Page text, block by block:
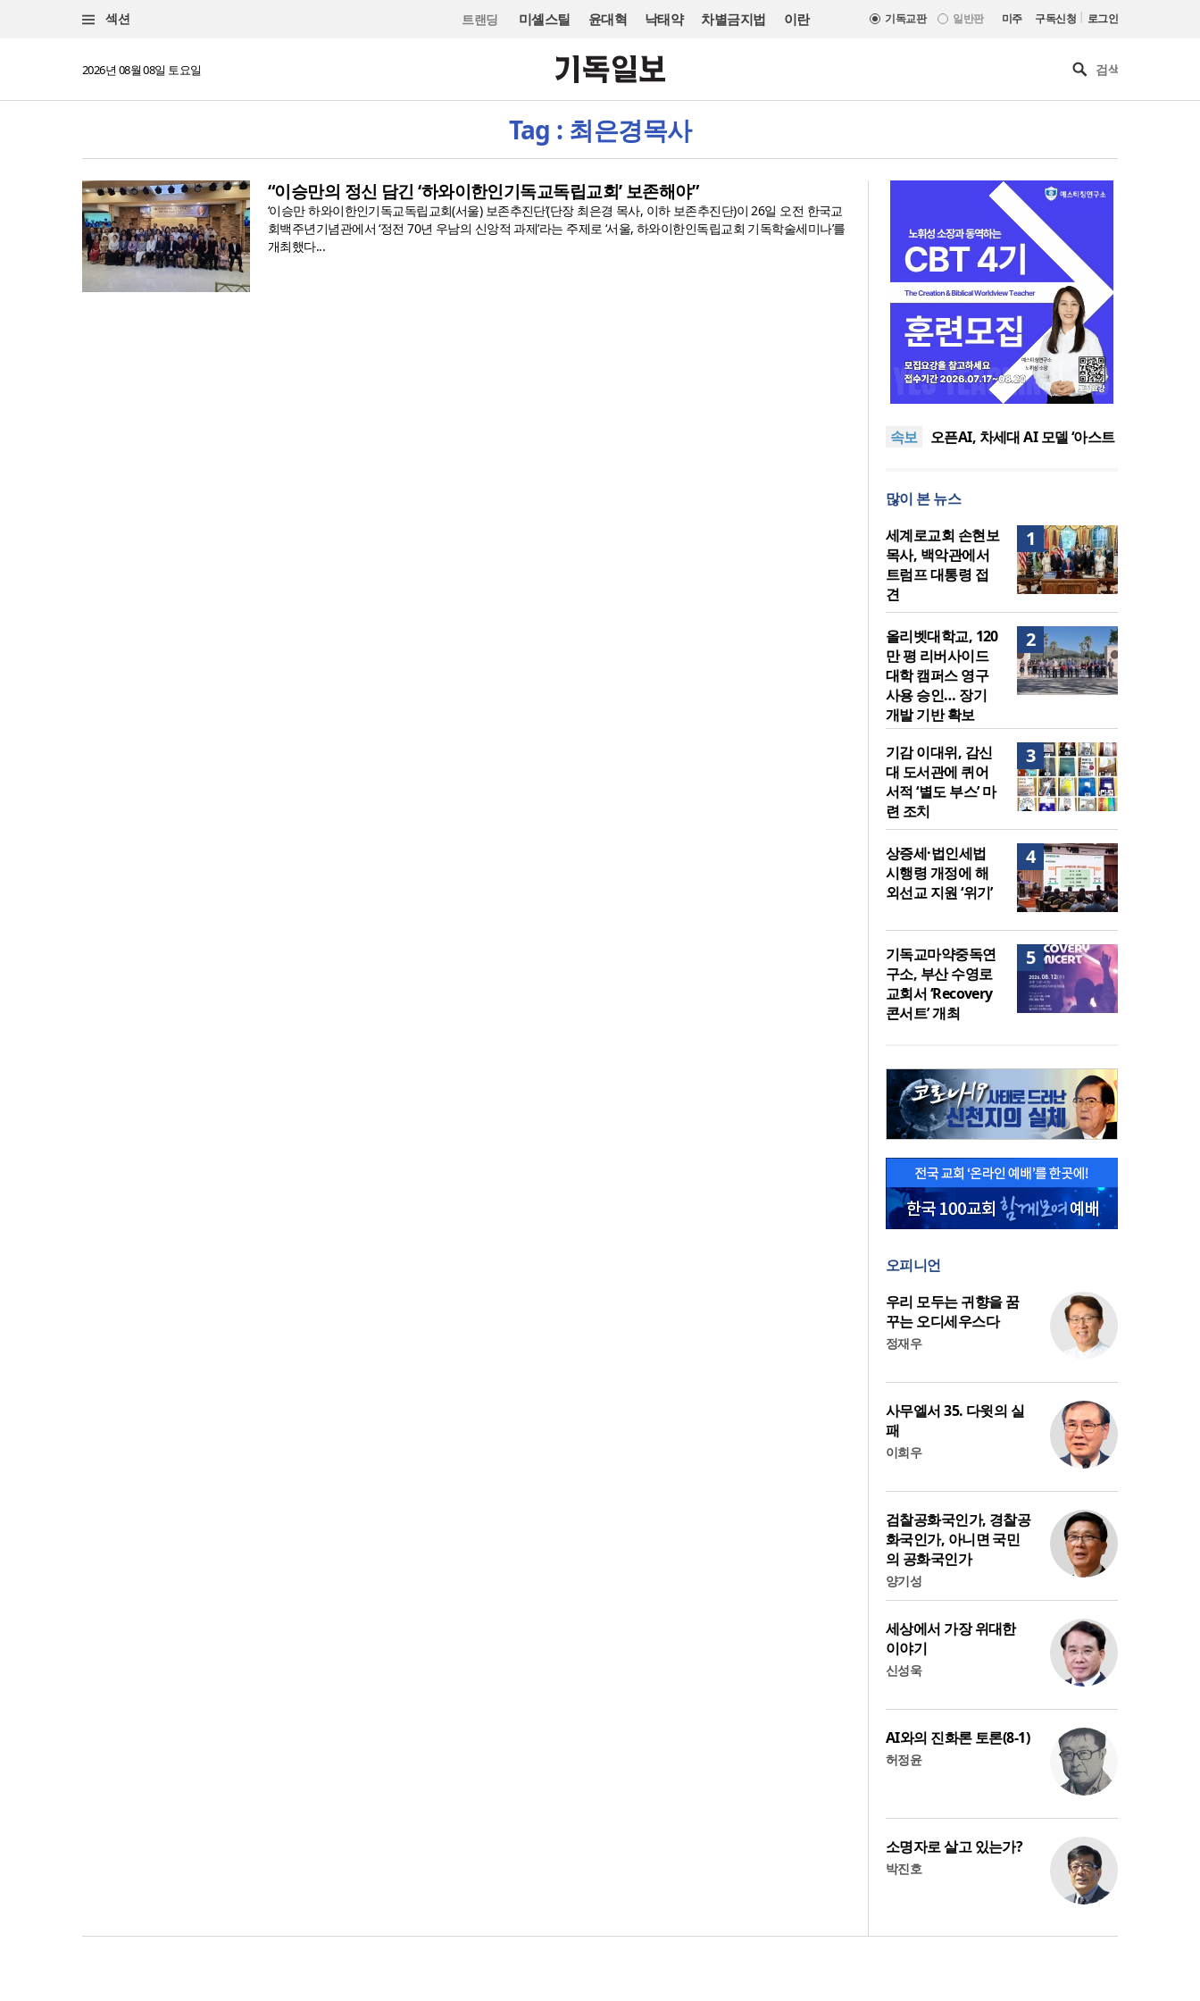
섹션 트랜딩 미셸스틸 윤대혁 낙태약 차별금지법 이란 기독교판 일반판 미주 구독신청 | 로그인
2026년 08월 08일 토요일
Tag : 최은경목사
“이승만의 정신 담긴 ‘하와이한인기독교독립교회’ 보존해야”
‘이승만 하와이한인기독교독립교회(서울) 보존추진단’(단장 최은경 목사, 이하 보존추진단)이 26일 오전 한국교
회백주년기념관에서 ‘정전 70년 우남의 신앙적 과제’라는 주제로 ‘서울, 하와이한인독립교회 기독학술세미나’를
개최했다...
속보
기감 이대위, 감신대 도서관에
명… 전년 동기 대비 34.4% 감
오픈AI, 차세대 AI 모델 ‘아스트
찰 수사 11개월째
관측에 재차 반대… “미래세대
위한 국가적 자산”
기감 이대위, 감신대 도서관에
퀴어서적 ‘별도 부스’ 마련 조치
2026년 상반기 탈북민 입국 63
명… 전년 동기 대비 34.4% 감
소
많이 본 뉴스
1
세계로교회 손현보
목사, 백악관에서
트럼프 대통령 접
견
2
올리벳대학교, 120
만 평 리버사이드
대학 캠퍼스 영구
사용 승인… 장기
개발 기반 확보
3
기감 이대위, 감신
대 도서관에 퀴어
서적 ‘별도 부스’ 마
련 조치
4
상증세·법인세법
시행령 개정에 해
외선교 지원 ‘위기’
5
기독교마약중독연
구소, 부산 수영로
교회서 ‘Recovery
콘서트’ 개최
오피니언
우리 모두는 귀향을 꿈
꾸는 오디세우스다
정재우
사무엘서 35. 다윗의 실
패
이희우
검찰공화국인가, 경찰공
화국인가, 아니면 국민
의 공화국인가
양기성
세상에서 가장 위대한
이야기
신성욱
AI와의 진화론 토론(8-1)
허정윤
소명자로 살고 있는가?
박진호